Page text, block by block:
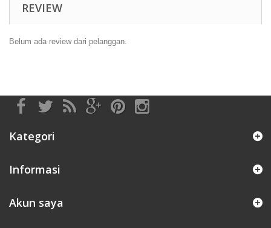
REVIEW
Belum ada review dari pelanggan.
Kategori
Informasi
Akun saya